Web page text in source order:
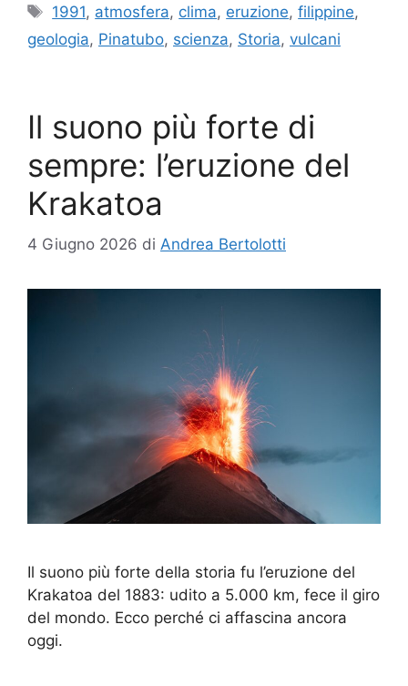
Tag
1991, atmosfera, clima, eruzione,filippine,
geologia, Pinatubo, scienza, Storia, vulcani
Il suono più forte di
sempre: l’eruzione del
Krakatoa
4 Giugno 2026 di Andrea Bertolotti
Il suono più forte della storia fu l’eruzione del
Krakatoa del 1883: udito a 5.000 km, fece il giro
del mondo. Ecco perché ci affascina ancora
oggi.